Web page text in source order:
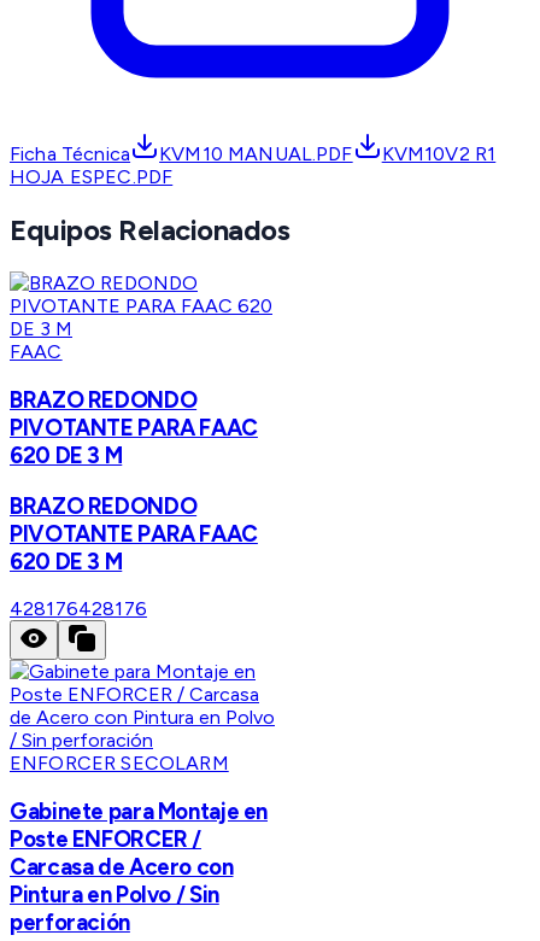
Ficha Técnica KVM10 MANUAL.PDF
KVM10V2 R1
HOJA ESPEC.PDF
Equipos Relacionados
FAAC
BRAZO REDONDO
PIVOTANTE PARA FAAC
620 DE 3 M
BRAZO REDONDO
PIVOTANTE PARA FAAC
620 DE 3 M
428176428176
ENFORCER SECOLARM
Gabinete para Montaje en
Poste ENFORCER /
Carcasa de Acero con
Pintura en Polvo / Sin
perforación